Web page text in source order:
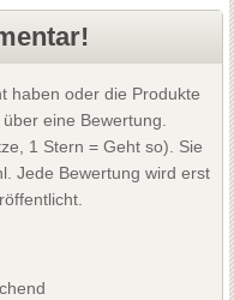
haben oder die Produkte
eine Bewertung.
1 Stern = Geht so). Sie
Jede Bewertung wird erst